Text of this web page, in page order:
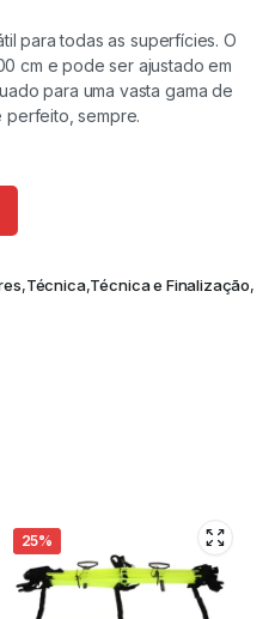
para todas as superfícies. O
cm e pode ser ajustado em
para uma vasta gama de
sempre.
,Técnica,Técnica e Finalização,
25%